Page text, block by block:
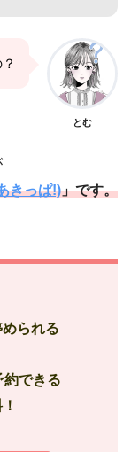
とむ
きっぱ!)」です。
られる
約できる